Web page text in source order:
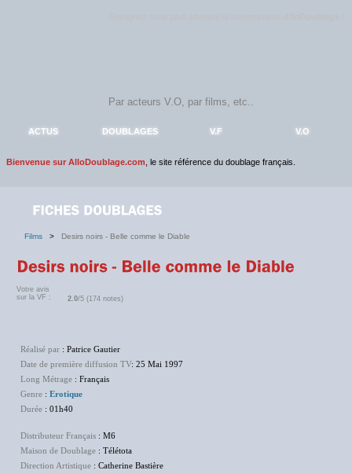
ACTUS DOUBLAGES V.F V.O
Bienvenue sur AlloDoublage.com , le site référence du doublage français.
Films > Desirs noirs - Belle comme le Diable
Votre avis
sur la VF :
2.0/5 (174 notes)
Réalisé par : Patrice Gautier
Date de première diffusion TV: 25 Mai 1997
Long Métrage : Français
Genre : Erotique
Durée : 01h40
Distributeur Français : M6
Maison de Doublage : Télétota
Direction Artistique : Catherine Bastière